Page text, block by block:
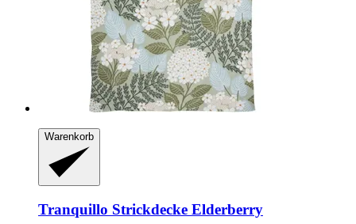
Warenkorb
Tranquillo Strickdecke Elderberry